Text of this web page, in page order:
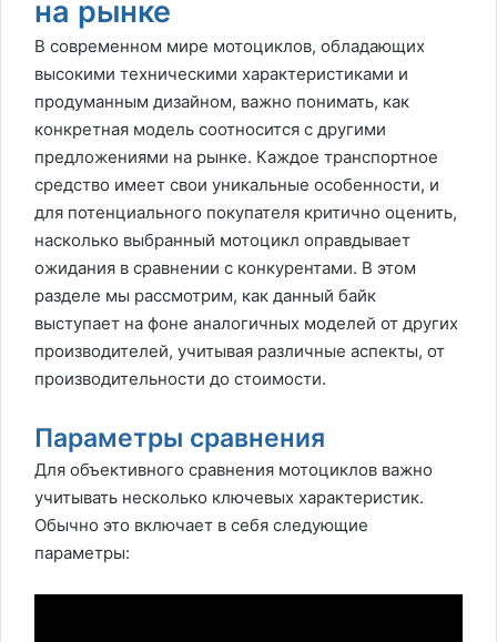
на рынке
В современном мире мотоциклов, обладающих
высокими техническими характеристиками и
продуманным дизайном, важно понимать, как
конкретная модель соотносится с другими
предложениями на рынке. Каждое транспортное
средство имеет свои уникальные особенности, и
для потенциального покупателя критично оценить,
насколько выбранный мотоцикл оправдывает
ожидания в сравнении с конкурентами. В этом
разделе мы рассмотрим, как данный байк
выступает на фоне аналогичных моделей от других
производителей, учитывая различные аспекты, от
производительности до стоимости.
Параметры сравнения
Для объективного сравнения мотоциклов важно
учитывать несколько ключевых характеристик.
Обычно это включает в себя следующие
параметры: